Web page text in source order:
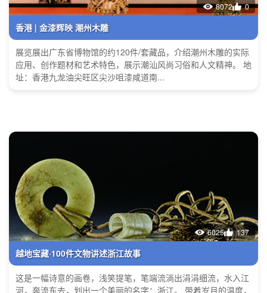
8072 0
香港 | 金漆辉映 潮州木雕
展览展出广东省博物馆的约120件/套藏品，介绍潮州木雕的实际
应用、创作题材和艺术特色，展示潮汕风尚习俗和人文精神。 地
址：香港九龙油尖旺区尖沙咀漆咸道南...
6025 137
越地宝藏·100件文物讲述浙江故事
这是一幅诗意的画卷，浅笑提笔，笔端流淌出涓涓细流，水入江
河，奔流东去，划出一个美丽的名字：浙江。 带着岁月的温度，